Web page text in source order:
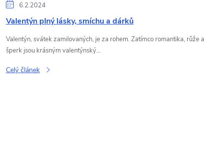
6.2.2024
Valentýn plný lásky, smíchu a dárků
Valentýn, svátek zamilovaných, je za rohem. Zatímco romantika, růže a
šperk jsou krásným valentýnský...
Celý článek